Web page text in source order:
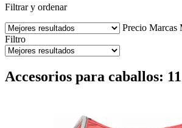
Filtrar y ordenar
Precio Marcas
Filtro
Accesorios para caballos: